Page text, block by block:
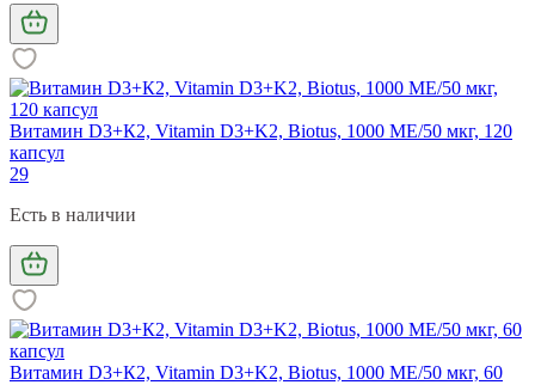
Витамин D3+К2, Vitamin D3+K2, Biotus, 1000 МЕ/50 мкг, 120
капсул
29
Есть в наличии
Витамин D3+К2, Vitamin D3+K2, Biotus, 1000 МЕ/50 мкг, 60